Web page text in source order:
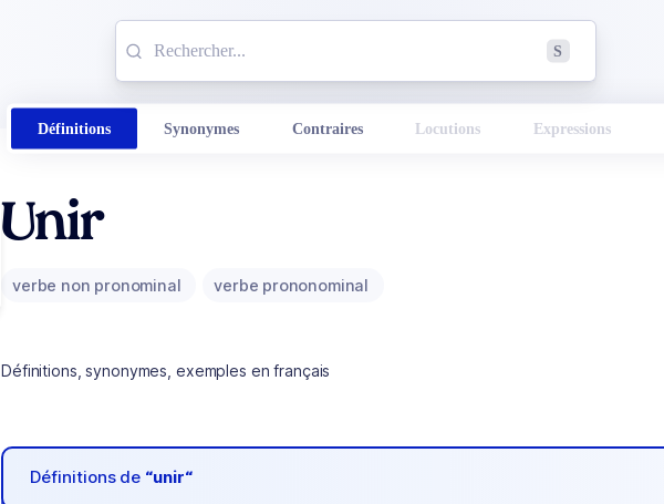
S
Définitions Synonymes Contraires Locutions Expressions
Unir
verbe non pronominal verbe prononominal
Définitions, synonymes, exemples en français
Définitions de “unir“